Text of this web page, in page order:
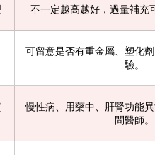
不一定越高越好，過量補充
可留意是否有重金屬、塑化劑
驗。
慢性病、用藥中、肝腎功能異
問醫師。